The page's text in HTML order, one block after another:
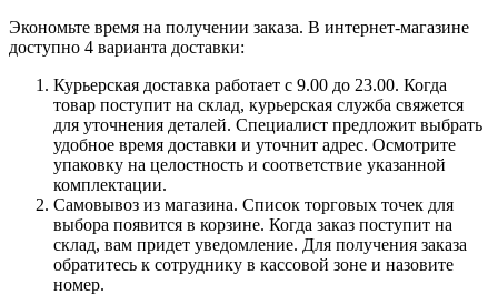
Экономьте время на получении заказа. В интернет-магазине
доступно 4 варианта доставки:
Курьерская доставка работает с 9.00 до 23.00. Когда
товар поступит на склад, курьерская служба свяжется
для уточнения деталей. Специалист предложит выбрать
удобное время доставки и уточнит адрес. Осмотрите
упаковку на целостность и соответствие указанной
комплектации.
Самовывоз из магазина. Список торговых точек для
выбора появится в корзине. Когда заказ поступит на
склад, вам придет уведомление. Для получения заказа
обратитесь к сотруднику в кассовой зоне и назовите
номер.